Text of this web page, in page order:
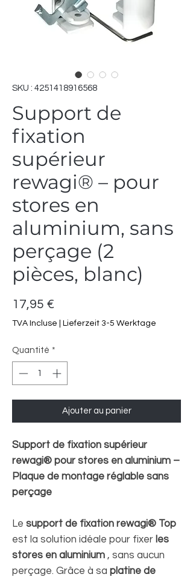
SKU : 4251418916568
Support de
fixation
supérieur
rewagi® – pour
stores en
aluminium, sans
perçage (2
pièces, blanc)
17,95 €
TVA Incluse Lieferzeit 3-5 Werktage
Quantité *
Ajouter au panier
Support de fixation supérieur
rewagi® pour stores en aluminium –
Plaque de montage réglable sans
perçage
Le support de fixation rewagi® Top
est la solution idéale pour fixer les
stores en aluminium , sans aucun
perçage. Grâce à sa platine de